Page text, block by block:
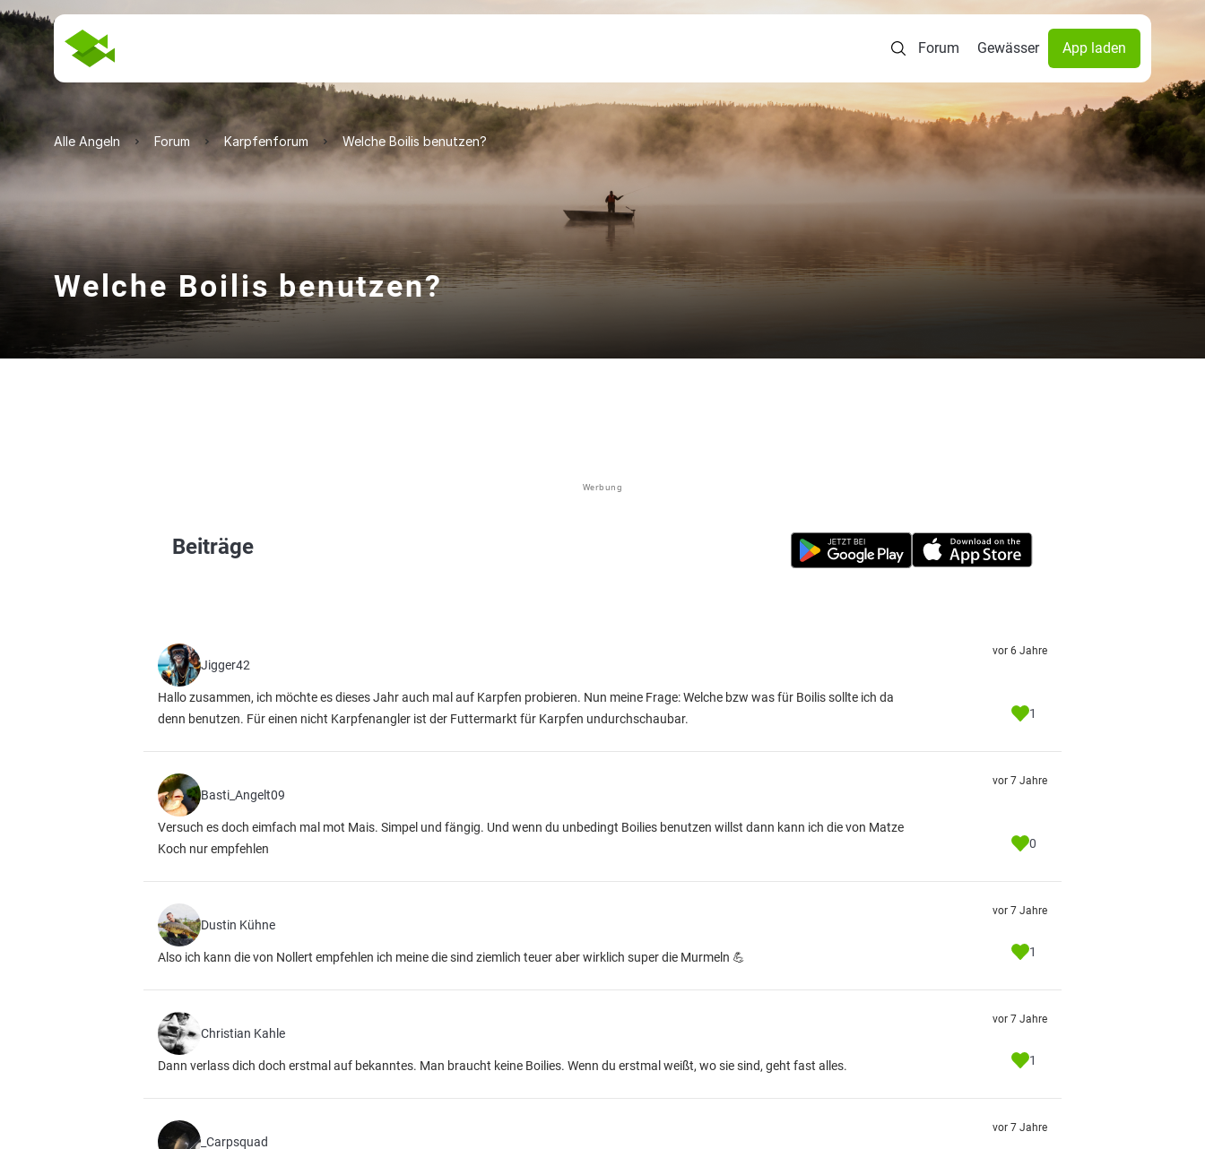
Forum Gewässer App laden
Alle Angeln Forum Karpfenforum Welche Boilis benutzen?
Welche Boilis benutzen?
Werbung
Beiträge
Jigger42
Hallo zusammen, ich möchte es dieses Jahr auch mal auf Karpfen probieren. Nun meine Frage: Welche bzw was für Boilis sollte ich da
denn benutzen. Für einen nicht Karpfenangler ist der Futtermarkt für Karpfen undurchschaubar.
vor 6 Jahre
1
Basti_Angelt09
Versuch es doch eimfach mal mot Mais. Simpel und fängig. Und wenn du unbedingt Boilies benutzen willst dann kann ich die von Matze
Koch nur empfehlen
vor 7 Jahre
0
Dustin Kühne
Also ich kann die von Nollert empfehlen ich meine die sind ziemlich teuer aber wirklich super die Murmeln 💪
vor 7 Jahre
1
Christian Kahle
Dann verlass dich doch erstmal auf bekanntes. Man braucht keine Boilies. Wenn du erstmal weißt, wo sie sind, geht fast alles.
vor 7 Jahre
1
_Carpsquad
vor 7 Jahre